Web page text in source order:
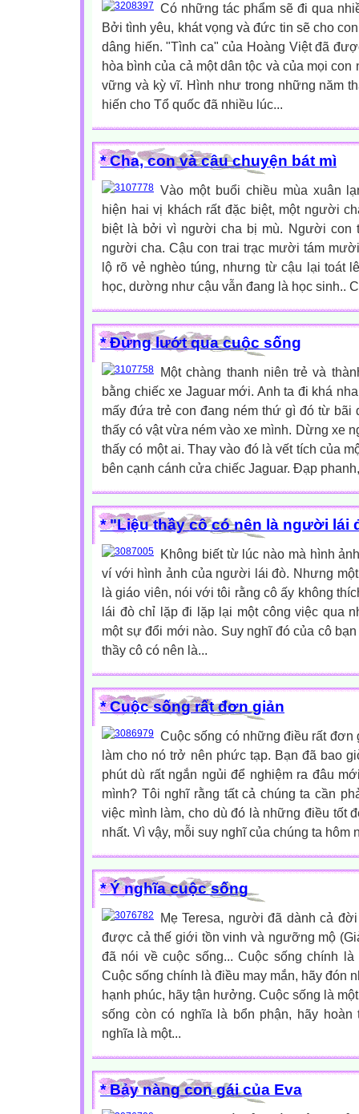
Có những tác phẩm sẽ đi qua
Bởi tình yêu, khát vọng và đức tin sẽ cho
dâng hiến. "Tình ca" của Hoàng Việt đã
hòa bình của cả một dân tộc và của mọi
vững và kỳ vĩ. Hình như trong những năm
hiến cho Tổ quốc đã nhiều lúc...
* Cha, con và câu chuyện bát mì
Vào một buổi chiều mùa xuân
hiện hai vị khách rất đặc biệt, một người
biệt là bởi vì người cha bị mù. Người con
người cha. Cậu con trai trạc mười tám
lộ rõ vẻ nghèo túng, nhưng từ cậu lại toát
học, dường như cậu vẫn đang là học sinh..
* Đừng lướt qua cuộc sống
Một chàng thanh niên trẻ và
bằng chiếc xe Jaguar mới. Anh ta đi khá
mấy đứa trẻ con đang ném thứ gì đó từ
thấy có vật vừa ném vào xe mình. Dừng xe
thấy có một ai. Thay vào đó là vết tích của
bên cạnh cánh cửa chiếc Jaguar. Đạp
* "Liệu thầy cô có nên là người lái
Không biết từ lúc nào mà hình
ví với hình ảnh của người lái đò. Nhưng
là giáo viên, nói với tôi rằng cô ấy không
lái đò chỉ lặp đi lặp lại một công việc qua
một sự đổi mới nào. Suy nghĩ đó của cô
thầy cô có nên là...
* Cuộc sống rất đơn giản
Cuộc sống có những điều rất
làm cho nó trở nên phức tạp. Bạn đã bao
phút dù rất ngắn ngủi để nghiệm ra đâu
mình? Tôi nghĩ rằng tất cả chúng ta cần
việc mình làm, cho dù đó là những điều tốt
nhất. Vì vậy, mỗi suy nghĩ của chúng ta hôm
* Ý nghĩa cuộc sống
Mẹ Teresa, người đã dành cả
được cả thế giới tồn vinh và ngưỡng mộ
đã nói về cuộc sống... Cuộc sống chính
Cuộc sống chính là điều may mắn, hãy đón
hạnh phúc, hãy tận hưởng. Cuộc sống là
sống còn có nghĩa là bổn phận, hãy hoàn
nghĩa là một...
* Bảy nàng con gái của Eva